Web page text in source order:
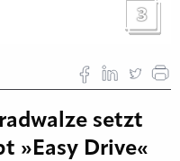
3
setzt
»Easy Drive«